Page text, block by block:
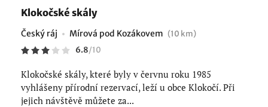
Klokočské skály
Český ráj Mírová pod Kozákovem (10 km)
6.8/10
Klokočské skály, které byly v červnu roku 1985
vyhlášeny přírodní rezervací, leží u obce Klokočí. Při
jejich návštěvě můžete za...